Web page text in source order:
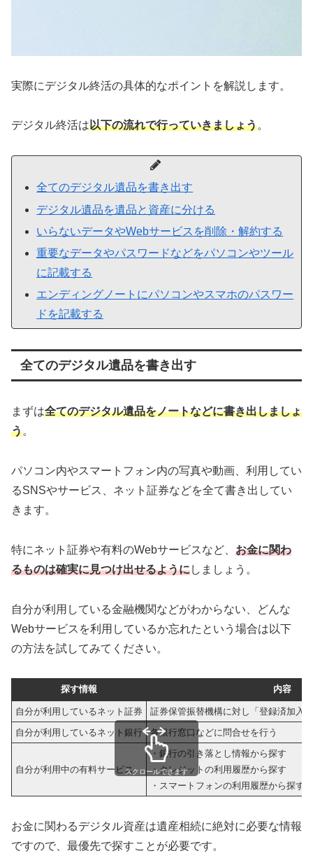
実際にデジタル終活の具体的なポイントを解説します。
デジタル終活は以下の流れで行っていきましょう。
全てのデジタル遺品を書き出す
デジタル遺品を遺品と資産に分ける
いらないデータやWebサービスを削除・解約する
重要なデータやパスワードなどをパソコンやツール
に記載する
エンディングノートにパソコンやスマホのパスワー
ドを記載する
全てのデジタル遺品を書き出す
まずは全てのデジタル遺品をノートなどに書き出しましょ
う。
パソコン内やスマートフォン内の写真や動画、利用してい
るSNSやサービス、ネット証券などを全て書き出してい
きます。
特にネット証券や有料のWebサービスなど、 お金に関わ
るものは確実に見つけ出せるようにしましょう。
自分が利用している金融機関などがわからない、どんな
Webサービスを利用しているか忘れたという場合は以下
の方法を試してみてください。
探す情報 内容
自分が利用しているネット証券
証券保管振替機構に対し「登録済加入
自分が利用しているネット銀行
各銀行窓口などに問合せを行う
自分が利用中の有料サービス
・銀行の引き落とし情報から探す
・クレジットの利用履歴から探す
・スマートフォンの利用履歴から探す
スクロールできます
お金に関わるデジタル資産は遺産相続に絶対に必要な情報
ですので、最優先で探すことが必要です。